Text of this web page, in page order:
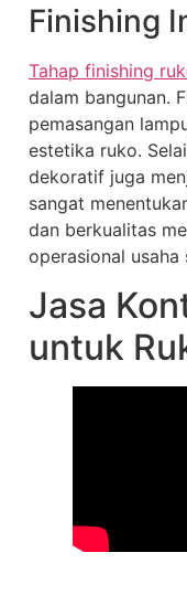
Finishing
Tahap finishing
dalam bangunan.
pemasangan
estetika ruko.
dekoratif juga
sangat
dan berkualitas
operasional usaha
Jasa
untuk